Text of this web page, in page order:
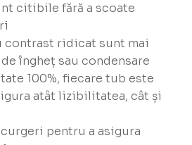
citibile fără a scoate
contrast ridicat sunt mai
îngheț sau condensare
100%, fiecare tub este
atât lizibilitatea, cât și
pentru a asigura